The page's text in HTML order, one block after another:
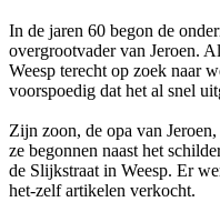
In de jaren 60 begon de
overgrootvader van Jeroen.
Weesp terecht op zoek naar
voorspoedig dat het al snel
Zijn zoon, de opa van
ze begonnen naast het
de Slijkstraat in Weesp. Er
het-zelf artikelen verkocht.